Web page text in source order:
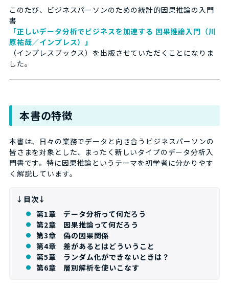
このたび、ビジネスパーソンのための統計的因果推論の入門
書
「正しいデータ分析でビジネスを加速する 因果推論入門（川
原祐哉／インプレス）」
（インプレスブックス）を出版させていただくことになりま
した。
本書の特徴
本書は、日々の業務でデータと向き合うビジネスパーソンの
皆さまを対象とした、まったく新しいタイプのデータ分析入
門書です。特に因果推論というテーマを初学者に分かりやす
く解説しています。
↓目次↓
第1章 データ分析って何だろう
第2章 因果推論って何だろう
第3章 偽の因果関係
第4章 差があるとはどういうこと
第5章 ランダム化ができないときは？
第6章 層別解析を使いこなす